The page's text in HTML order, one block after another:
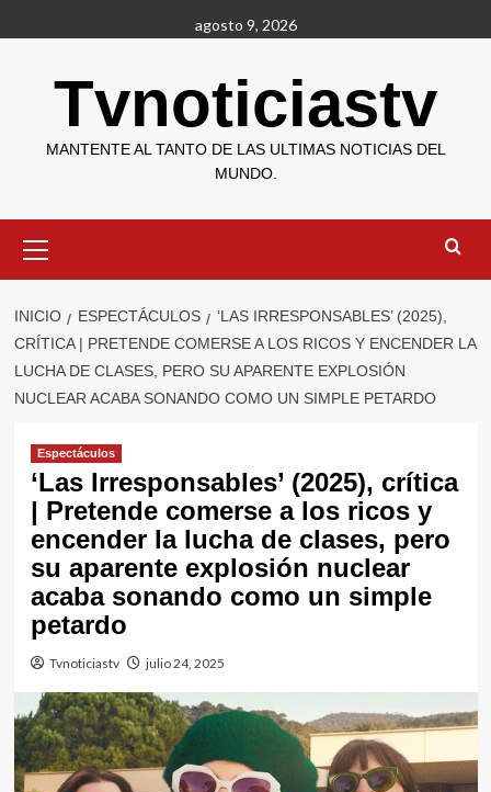
al
agosto 9, 2026
Tvnoticiastv
MANTENTE AL TANTO DE LAS ULTIMAS NOTICIAS DEL
MUNDO.
primario
INICIO ESPECTÁCULOS
‘LAS IRRESPONSABLES’ (2025),
CRÍTICA | PRETENDE COMERSE A LOS RICOS Y ENCENDER LA
LUCHA DE CLASES, PERO SU APARENTE EXPLOSIÓN
NUCLEAR ACABA SONANDO COMO UN SIMPLE PETARDO
Espectáculos
‘Las Irresponsables’ (2025), crítica
| Pretende comerse a los ricos y
encender la lucha de clases, pero
su aparente explosión nuclear
acaba sonando como un simple
petardo
Tvnoticiastv julio 24, 2025